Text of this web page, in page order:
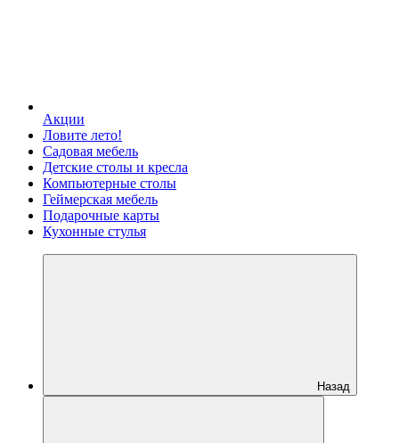
Акции
Ловите лето!
Садовая мебель
Детские столы и кресла
Компьютерные столы
Геймерская мебель
Подарочные карты
Кухонные стулья
Назад